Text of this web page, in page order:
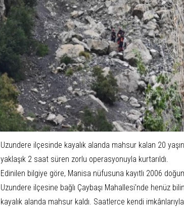
Uzundere ilçesinde kayalık alanda mahsur kalan 20
yaklaşık 2 saat süren zorlu operasyonuyla kurtarıldı.
Edinilen bilgiye göre, Manisa nüfusuna kayıtlı 2006
Uzundere ilçesine bağlı Çaybaşı Mahallesi'nde henüz
kayalık alanda mahsur kaldı. Saatlerce kendi